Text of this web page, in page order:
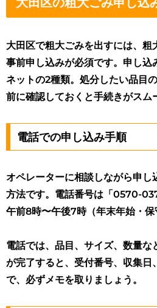
大田区で粗大ごみを出すには、粗
事前申し込みが必須です。申し込
ネットの2種類。処分したい品目
前に確認しておくと手続きがスム
電話での申し込み手順
オペレーターに相談しながら申し
方法です。電話番号は「0570-
午前8時〜午後7時（年末年始・保
電話では、品目、サイズ、数量な
が完了すると、受付番号、収集日
で、必ずメモを取りましょう。